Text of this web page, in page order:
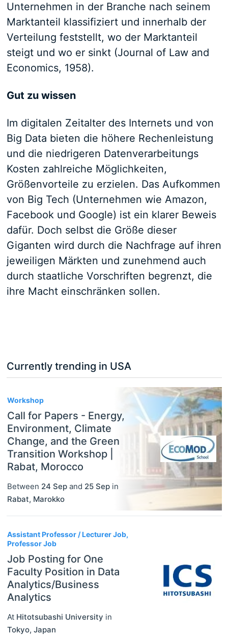
Unternehmen in der Branche nach seinem
Marktanteil klassifiziert und innerhalb der
Verteilung feststellt, wo der Marktanteil
steigt und wo er sinkt (Journal of Law and
Economics, 1958).
Gut zu wissen
Im digitalen Zeitalter des Internets und von
Big Data bieten die höhere Rechenleistung
und die niedrigeren Datenverarbeitungs
Kosten zahlreiche Möglichkeiten,
Größenvorteile zu erzielen. Das Aufkommen
von Big Tech (Unternehmen wie Amazon,
Facebook und Google) ist ein klarer Beweis
dafür. Doch selbst die Größe dieser
Giganten wird durch die Nachfrage auf ihren
jeweiligen Märkten und zunehmend auch
durch staatliche Vorschriften begrenzt, die
ihre Macht einschränken sollen.
Currently trending in USA
Workshop
Call for Papers - Energy,
Environment, Climate
Change, and the Green
Transition Workshop |
Rabat, Morocco
Between 24 Sep and 25 Sep in
Rabat, Marokko
Assistant Professor / Lecturer Job,
Professor Job
Job Posting for One
Faculty Position in Data
Analytics/Business
Analytics
At Hitotsubashi University in
Tokyo, Japan